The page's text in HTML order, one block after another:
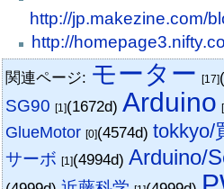
http://jp.makezine.com/
http://
関連ページ: モーター [17]
SG90 [1](1672d)Arduino
GlueMotor [0](4574d)tokkyo/
サーボ [1](4994d)Arduino/